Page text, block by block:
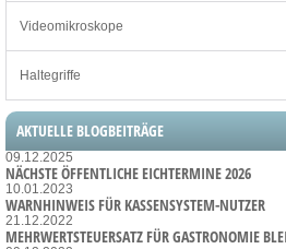
Videomikroskope
Haltegriffe
AKTUELLE BLOGBEITRÄGE
09.12.2025
NÄCHSTE ÖFFENTLICHE EICHTERMINE 2026
10.01.2023
WARNHINWEIS FÜR KASSENSYSTEM-NUTZER
21.12.2022
MEHRWERTSTEUERSATZ FÜR GASTRONOMIE